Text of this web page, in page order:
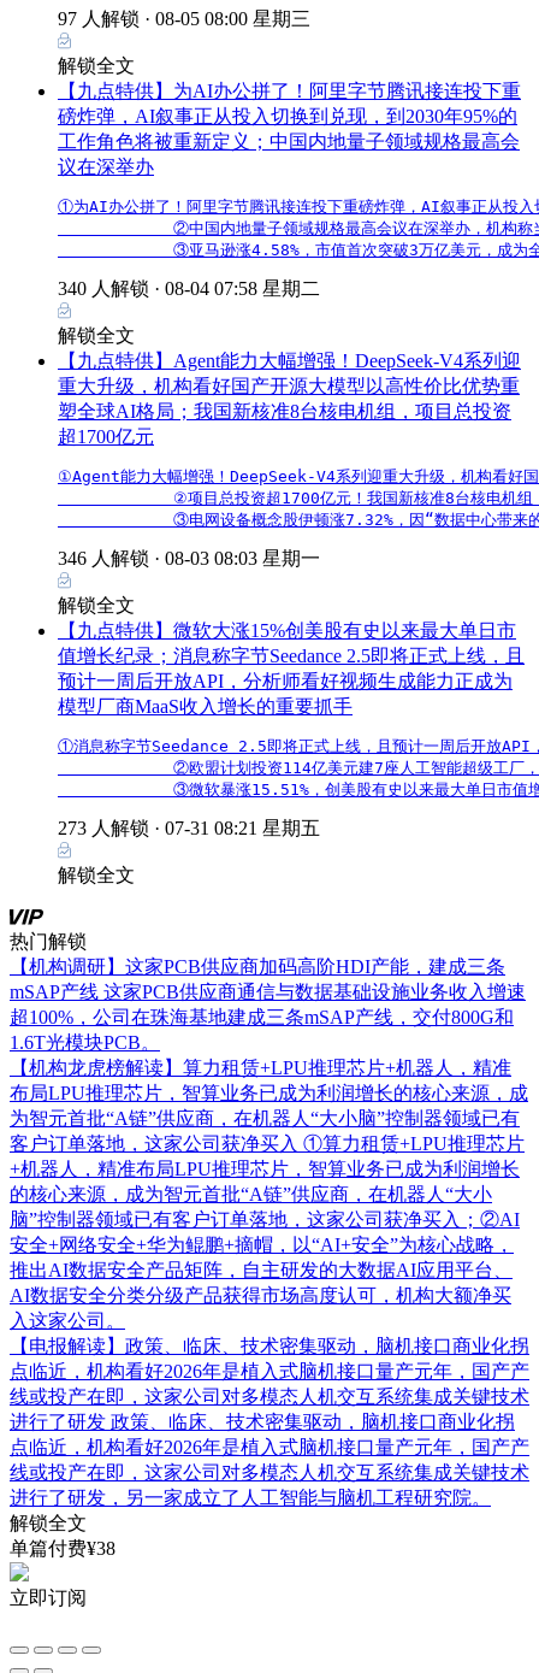
97 人解锁 · 08-05 08:00 星期三
解锁全文
【九点特供】为AI办公拼了！阿里字节腾讯接连投下重
磅炸弹，AI叙事正从投入切换到兑现，到2030年95%的
工作角色将被重新定义；中国内地量子领域规格最高会
议在深举办
①为AI办公拼了！阿里字节腾讯接连投下重磅炸弹，AI叙事正从投入
②中国内地量子领域规格最高会议在深举办，机构称
③亚马逊涨4.58%，市值首次突破3万亿美元，成为全
340 人解锁 · 08-04 07:58 星期二
解锁全文
【九点特供】Agent能力大幅增强！DeepSeek-V4系列迎
重大升级，机构看好国产开源大模型以高性价比优势重
塑全球AI格局；我国新核准8台核电机组，项目总投资
超1700亿元
①Agent能力大幅增强！DeepSeek-V4系列迎重大升级，机构看好
②项目总投资超1700亿元！我国新核准8台核电机组，
③电网设备概念股伊顿涨7.32%，因“数据中心带来的
346 人解锁 · 08-03 08:03 星期一
解锁全文
【九点特供】微软大涨15%创美股有史以来最大单日市
值增长纪录；消息称字节Seedance 2.5即将正式上线，且
预计一周后开放API，分析师看好视频生成能力正成为
模型厂商MaaS收入增长的重要抓手
①消息称字节Seedance 2.5即将正式上线，且预计一周后开放API
②欧盟计划投资114亿美元建7座人工智能超级工厂，
③微软暴涨15.51%，创美股有史以来最大单日市值
273 人解锁 · 07-31 08:21 星期五
解锁全文
热门解锁
【机构调研】这家PCB供应商加码高阶HDI产能，建成三条
mSAP产线 这家PCB供应商通信与数据基础设施业务收入增速
超100%，公司在珠海基地建成三条mSAP产线，交付800G和
1.6T光模块PCB。
【机构龙虎榜解读】算力租赁+LPU推理芯片+机器人，精准
布局LPU推理芯片，智算业务已成为利润增长的核心来源，成
为智元首批“A链”供应商，在机器人“大小脑”控制器领域已有
客户订单落地，这家公司获净买入 ①算力租赁+LPU推理芯片
+机器人，精准布局LPU推理芯片，智算业务已成为利润增长
的核心来源，成为智元首批“A链”供应商，在机器人“大小
脑”控制器领域已有客户订单落地，这家公司获净买入；②AI
安全+网络安全+华为鲲鹏+摘帽，以“AI+安全”为核心战略，
推出AI数据安全产品矩阵，自主研发的大数据AI应用平台、
AI数据安全分类分级产品获得市场高度认可，机构大额净买
入这家公司。
【电报解读】政策、临床、技术密集驱动，脑机接口商业化拐
点临近，机构看好2026年是植入式脑机接口量产元年，国产产
线或投产在即，这家公司对多模态人机交互系统集成关键技术
进行了研发 政策、临床、技术密集驱动，脑机接口商业化拐
点临近，机构看好2026年是植入式脑机接口量产元年，国产产
线或投产在即，这家公司对多模态人机交互系统集成关键技术
进行了研发，另一家成立了人工智能与脑机工程研究院。
解锁全文
单篇付费¥38
立即订阅